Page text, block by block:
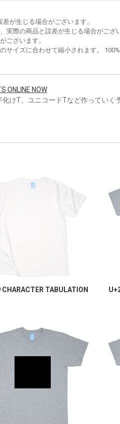
が生じる場合がございます。
際の商品と誤差が生じる場合がござ
ございます。
イズに合わせて縮小されます。 100%
ONLINE NOW
けT、ユニコードTなど作っていく
TABULATION